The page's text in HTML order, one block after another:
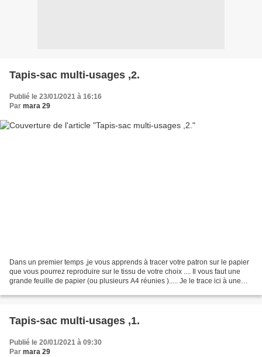
Tapis-sac multi-usages ,2.
Publié le 23/01/2021 à 16:16
Par mara 29
Dans un premier temps ,je vous apprends à tracer votre patron sur le papier
que vous pourrez reproduire sur le tissu de votre choix .... Il vous faut une
grande feuille de papier (ou plusieurs A4 réunies )..... Je le trace ici à une
Tapis-sac multi-usages ,1.
Publié le 20/01/2021 à 09:30
Par mara 29